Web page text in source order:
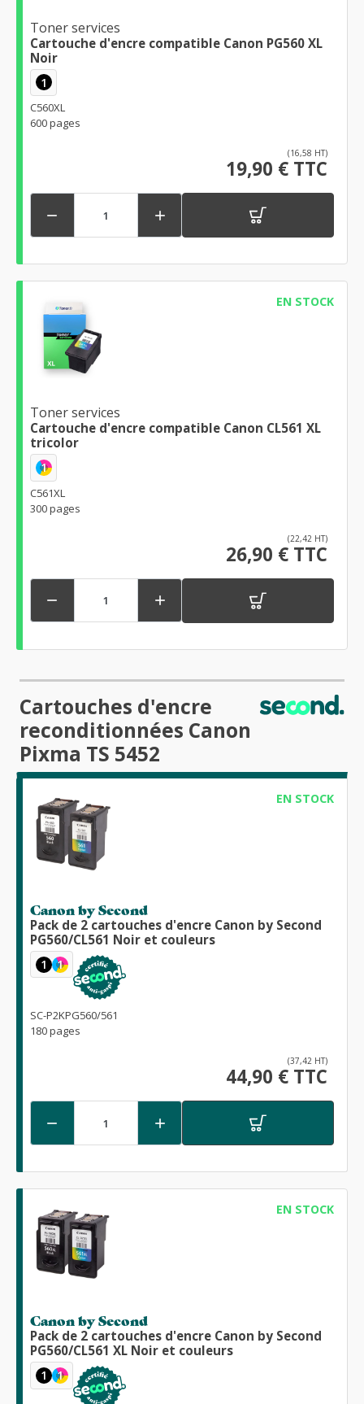
Toner services
Cartouche d'encre compatible Canon PG560 XL
Noir
1
C560XL
600 pages
(16,58 HT)
19,90 € TTC
 
EN STOCK
Toner services
Cartouche d'encre compatible Canon CL561 XL
tricolor
1
C561XL
300 pages
(22,42 HT)
26,90 € TTC
 
Cartouches d'encre
reconditionnées Canon
Pixma TS 5452
EN STOCK
Canon by Second
Pack de 2 cartouches d'encre Canon by Second
PG560/CL561 Noir et couleurs
1 1
SC-P2KPG560/561
180 pages
(37,42 HT)
44,90 € TTC
 
EN STOCK
Canon by Second
Pack de 2 cartouches d'encre Canon by Second
PG560/CL561 XL Noir et couleurs
1 1